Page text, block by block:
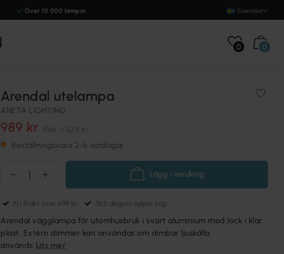
Över 10 000 lampor Svenska
0 0
Arendal utelampa
ANETA LIGHTING
989 kr Rek. 1 529 kr
Beställningsvara 2-6 vardagar
Lägg i varukorg
Fri frakt över 699 kr 365 dagars öppet köp
Arendal vägglampa för utomhusbruk i svart aluminium med lock i klar
plast. Extern dimmer kan användas om dimbar ljuskälla
används Läs mer